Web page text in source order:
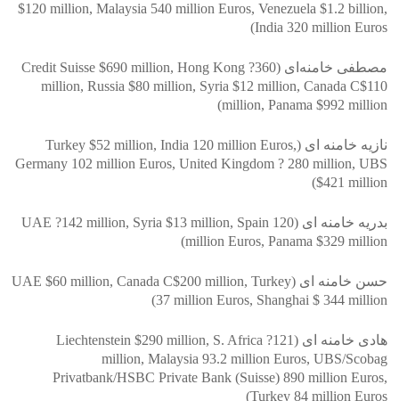
$120 million, Malaysia 540 million Euros, Venezuela $1.2 billion,
India 320 million Euros)
‎مصطفی خامنه‌ای (Credit Suisse $690 million, Hong Kong ?360
million, Russia $80 million, Syria $12 million, Canada C$110
million, Panama $992 million)
‎نازیه خامنه ای (Turkey $52 million, India 120 million Euros,
Germany 102 million Euros, United Kingdom ? 280 million, UBS
$421 million)
‎بدریه خامنه ای (UAE ?142 million, Syria $13 million, Spain 120
million Euros, Panama $329 million)
‎حسن خامنه ای (UAE $60 million, Canada C$200 million, Turkey
37 million Euros, Shanghai $ 344 million)
‎هادی خامنه ای (Liechtenstein $290 million, S. Africa ?121
million, Malaysia 93.2 million Euros, UBS/Scobag
Privatbank/HSBC Private Bank (Suisse) 890 million Euros,
Turkey 84 million Euros)